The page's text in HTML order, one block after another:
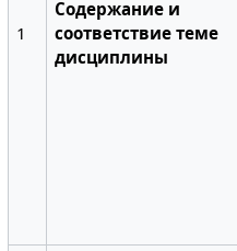
1
Содержание и
соответствие теме
дисциплины